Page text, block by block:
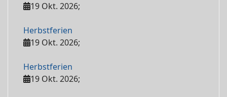
19 Okt. 2026;
Herbstferien
19 Okt. 2026;
Herbstferien
19 Okt. 2026;